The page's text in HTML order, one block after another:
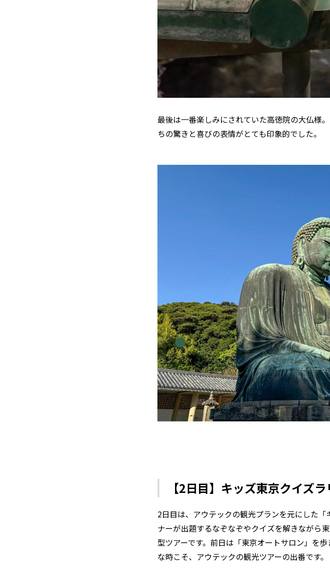
最後は一番楽しみにされていた高徳院の大仏様
ちの驚きと喜びの表情がとても印象的でした。
【2日目】キッズ東京クイズラ
2日目は、アウテックの観光プランを元にした
ナーが出題するなぞなぞやクイズを解きながら
型ツアーです。前日は「東京オートサロン」を
な時こそ、アウテックの観光ツアーの出番です。